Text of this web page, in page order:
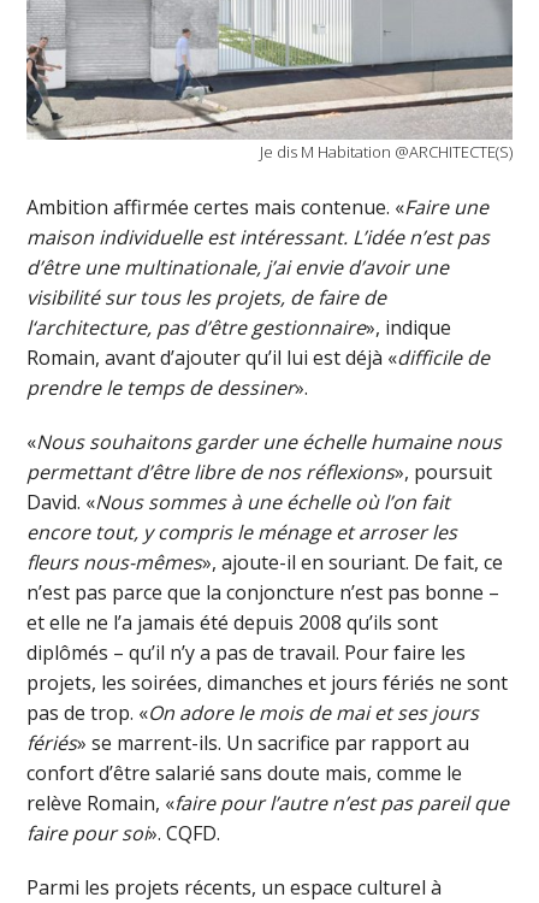
Je dis M Habitation @ARCHITECTE(S)
Ambition affirmée certes mais contenue. «Faire une
maison individuelle est intéressant. L’idée n’est pas
d’être une multinationale, j’ai envie d’avoir une
visibilité sur tous les projets, de faire de
l‘architecture, pas d’être gestionnaire», indique
Romain, avant d’ajouter qu’il lui est déjà «difficile de
prendre le temps de dessiner».
«Nous souhaitons garder une échelle humaine nous
permettant d’être libre de nos réflexions», poursuit
David. «Nous sommes à une échelle où l’on fait
encore tout, y compris le ménage et arroser les
fleurs nous-mêmes», ajoute-il en souriant. De fait, ce
n’est pas parce que la conjoncture n’est pas bonne –
et elle ne l’a jamais été depuis 2008 qu’ils sont
diplômés – qu’il n’y a pas de travail. Pour faire les
projets, les soirées, dimanches et jours fériés ne sont
pas de trop. «On adore le mois de mai et ses jours
fériés» se marrent-ils. Un sacrifice par rapport au
confort d’être salarié sans doute mais, comme le
relève Romain, «faire pour l’autre n’est pas pareil que
faire pour soi». CQFD.
Parmi les projets récents, un espace culturel à